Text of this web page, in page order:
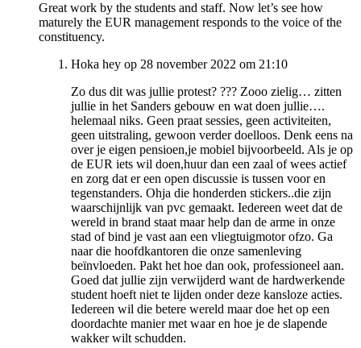
Great work by the students and staff. Now let’s see how
maturely the EUR management responds to the voice of the
constituency.
Hoka hey op 28 november 2022 om 21:10
Zo dus dit was jullie protest? ??? Zooo zielig… zitten
jullie in het Sanders gebouw en wat doen jullie….
helemaal niks. Geen praat sessies, geen activiteiten,
geen uitstraling, gewoon verder doelloos. Denk eens na
over je eigen pensioen,je mobiel bijvoorbeeld. Als je op
de EUR iets wil doen,huur dan een zaal of wees actief
en zorg dat er een open discussie is tussen voor en
tegenstanders. Ohja die honderden stickers..die zijn
waarschijnlijk van pvc gemaakt. Iedereen weet dat de
wereld in brand staat maar help dan de arme in onze
stad of bind je vast aan een vliegtuigmotor ofzo. Ga
naar die hoofdkantoren die onze samenleving
beïnvloeden. Pakt het hoe dan ook, professioneel aan.
Goed dat jullie zijn verwijderd want de hardwerkende
student hoeft niet te lijden onder deze kansloze acties.
Iedereen wil die betere wereld maar doe het op een
doordachte manier met waar en hoe je de slapende
wakker wilt schudden.